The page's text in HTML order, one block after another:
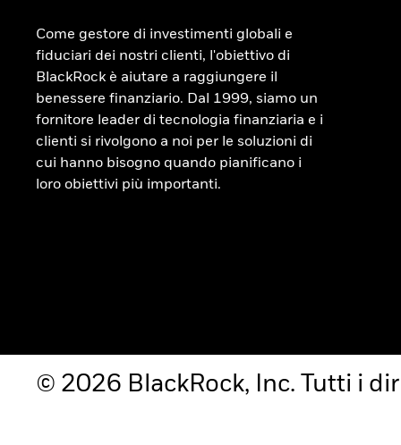
Come gestore di investimenti globali e
fiduciari dei nostri clienti, l'obiettivo di
BlackRock è aiutare a raggiungere il
benessere finanziario. Dal 1999, siamo un
fornitore leader di tecnologia finanziaria e i
clienti si rivolgono a noi per le soluzioni di
cui hanno bisogno quando pianificano i
loro obiettivi più importanti.
© 2026 BlackRock, Inc. Tutti i